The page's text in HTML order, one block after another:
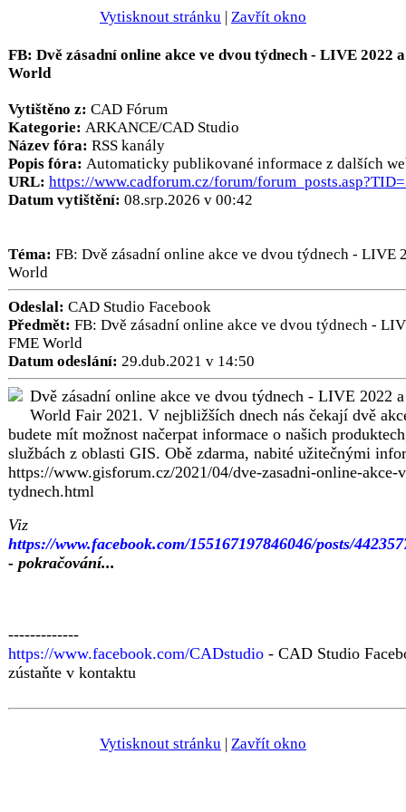
Vytisknout stránku | Zavřít okno
FB: Dvě zásadní online akce ve dvou týdnech - LIVE 2022
World
Vytištěno z: CAD Fórum
Kategorie: ARKANCE/CAD Studio
Název fóra: RSS kanály
Popis fóra: Automaticky publikované informace z dalších
URL: https://www.cadforum.cz/forum/
Datum vytištění: 08.srp.2026 v 00:42
Téma: FB: Dvě zásadní online akce ve dvou týdnech - LIVE
World
Odeslal: CAD Studio Facebook
Předmět: FB: Dvě zásadní online akce ve dvou týdnech -
FME World
Datum odeslání: 29.dub.2021 v 14:50
Dvě zásadní online akce ve dvou týdnech - LIVE 2022
World Fair 2021. V nejbližších dnech nás čekají dvě
budete mít možnost načerpat informace o našich
službách z oblasti GIS. Obě zdarma, nabité užitečnými
https://www.gisforum.cz/2021/04/dve-zasadni-online-akce-
tydnech.html
Viz
https://www.facebook.com/155167197846046/posts/
- pokračování...
-------------
https://www.facebook.com/CADstudio - CAD Studio
zústaňte v kontaktu
Vytisknout stránku | Zavřít okno